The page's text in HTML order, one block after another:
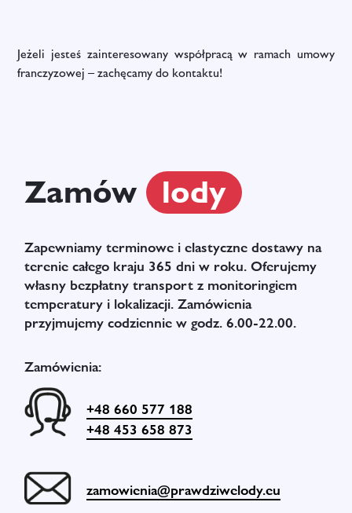
Jeżeli jesteś zainteresowany współpracą w ramach umowy
franczyzowej – zachęcamy do kontaktu!
Zamów lody
Zapewniamy terminowe i elastyczne dostawy na
terenie całego kraju 365 dni w roku. Oferujemy
własny bezpłatny transport z monitoringiem
temperatury i lokalizacji. Zamówienia
przyjmujemy codziennie w godz. 6.00-22.00.
Zamówienia:
+48 660 577 188
+48 453 658 873
zamowienia@prawdziwelody.eu